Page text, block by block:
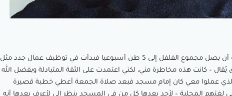
رجعت لاستمر في التجميع وكان يجب أن يصل مجموع الفلفل إلى 5 طن أسبوعيا فبدأت في توظيف عمال جدد مثل
– كانت هذه مخاطرة مني، لكني اعتمدت على الثقة المتبادلة وبفضل الله
عملوا معي كان إمام مسجد فبعد صلاة الجمعة أعطي خطبة قصيرة
لغتهم المحلية – لأجد بعدها كل من في المسجد ينظر إلي لأعرف بعدها أنه